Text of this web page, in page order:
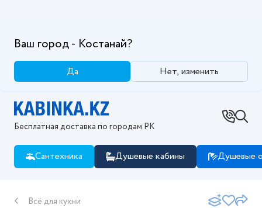
Ваш город - Костанай?
Да Нет, изменить
Бесплатная доставка по городам РК
Сантехника Душевые кабины Душевые
Всё для кухни